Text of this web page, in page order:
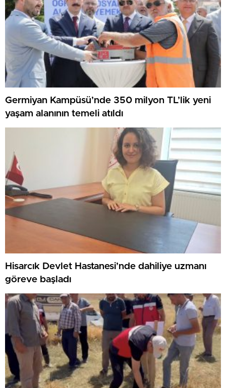
Germiyan Kampüsü’nde 350 milyon TL’lik yeni
yaşam alanının temeli atıldı
Hisarcık Devlet Hastanesi’nde dahiliye uzmanı
göreve başladı